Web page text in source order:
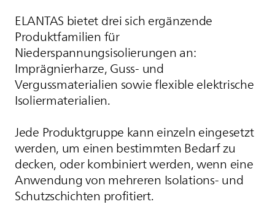
ELANTAS bietet drei sich ergänzende
Produktfamilien für
Niederspannungsisolierungen an:
Imprägnierharze, Guss- und
Vergussmaterialien sowie flexible elektrische
Isoliermaterialien.
Jede Produktgruppe kann einzeln eingesetzt
werden, um einen bestimmten Bedarf zu
decken, oder kombiniert werden, wenn eine
Anwendung von mehreren Isolations- und
Schutzschichten profitiert.